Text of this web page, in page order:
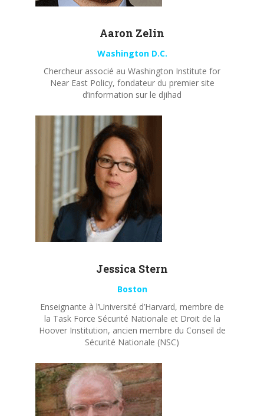
Aaron Zelin
Washington D.C.
Chercheur associé au Washington Institute for
Near East Policy, fondateur du premier site
d’information sur le djihad
Jessica Stern
Boston
Enseignante à l’Université d’Harvard, membre de
la Task Force Sécurité Nationale et Droit de la
Hoover Institution, ancien membre du Conseil de
Sécurité Nationale (NSC)